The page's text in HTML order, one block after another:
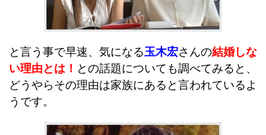
と言う事で早速、気になる玉木宏さんの結婚しな
い理由とは！ との話題についても調べてみると、
どうやらその理由は家族にあると言われているよ
うです。